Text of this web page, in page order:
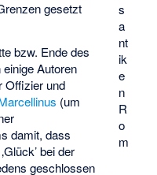
s
a
nt
ik
e
n
R
o
m
gesetzt
bzw. Ende des
Autoren
Offizier und
(um
damit, dass
‚Glück’ bei der
geschlossen